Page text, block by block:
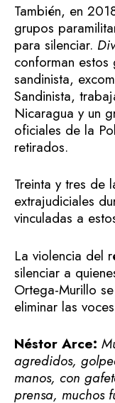
También, en
grupos
para silenciar.
conforman
sandinista,
Sandinista,
Nicaragua y un
oficiales de la
retirados.
Treinta y tres de
extrajudiciales
vinculadas a
La violencia del
silenciar a
Ortega-Murillo
eliminar las
Néstor Arce:
agredidos,
manos, con
prensa, muchos